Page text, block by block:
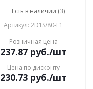
Есть в наличии (3)
Артикул: 2D1S/80-F1
Розничная цена
237.87руб./шт
Цена по дисконту
230.73руб./шт